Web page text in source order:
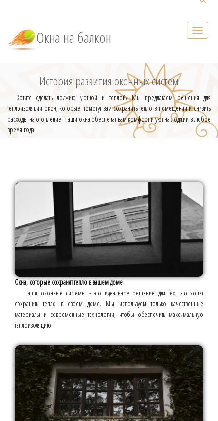
Окна на балкон
История развития оконных систем
Хотите сделать лоджию уютной и тёплой? Мы предлагаем решения для
теплоизоляции окон, которые помогут вам сохранить тепло в помещении и снизить
расходы на отопление. Наши окна обеспечат вам комфорт и уют на лоджии в любое
время года!
Окна, которые сохранят тепло в вашем доме
Наши оконные системы - это идеальное решение для тех, кто хочет
сохранить тепло в своём доме. Мы используем только качественные
материалы и современные технологии, чтобы обеспечить максимальную
теплоизоляцию.